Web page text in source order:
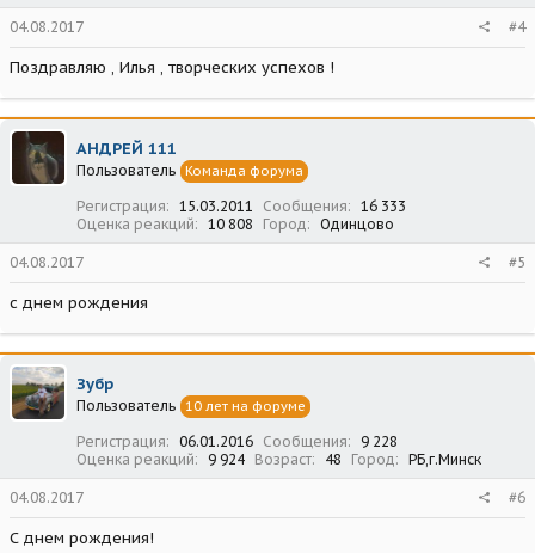
04.08.2017 #4
Поздравляю , Илья , творческих успехов !
АНДРЕЙ 111
Пользователь Команда форума
Регистрация 15.03.2011 Сообщения
16 333
Оценка реакций
10 808 Город Одинцово
04.08.2017 #5
с днем рождения
Зубр
Пользователь 10 лет на форуме
Регистрация 06.01.2016 Сообщения
9 228
Оценка реакций
9 924 Возраст 48 Город РБ,г.Минск
04.08.2017 #6
С днем рождения!